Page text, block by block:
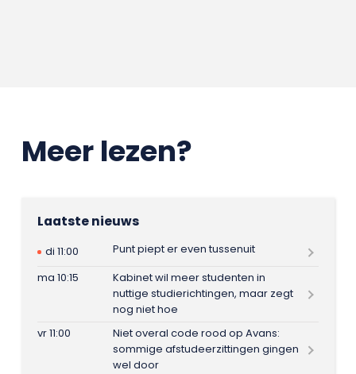
Meer lezen?
Laatste nieuws
di 11:00
Punt piept er even tussenuit
ma 10:15
Kabinet wil meer studenten in
nuttige studierichtingen, maar zegt
nog niet hoe
vr 11:00
Niet overal code rood op Avans:
sommige afstudeerzittingen gingen
wel door